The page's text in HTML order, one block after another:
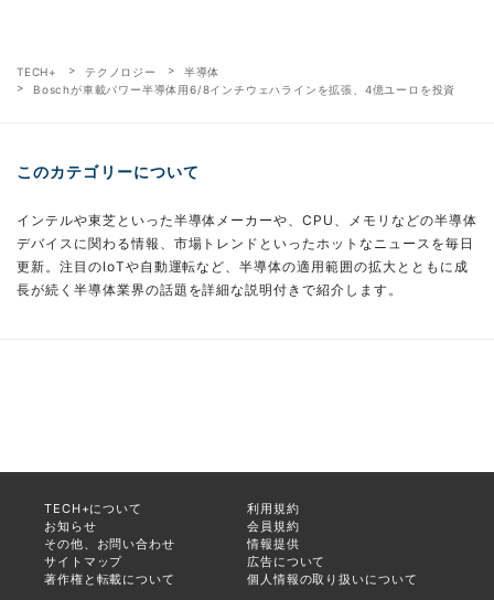
TECH+ テクノロジー
半導体
Boschが車載パワー半導体用6/8インチウェハラインを拡張、4億ユーロを投資
このカテゴリーについて
インテルや東芝といった半導体メーカーや、CPU、メモリなどの半導体
デバイスに関わる情報、市場トレンドといったホットなニュースを毎日
更新。注目のIoTや自動運転など、半導体の適用範囲の拡大とともに成
長が続く半導体業界の話題を詳細な説明付きで紹介します。
TECH+について
利用規約
お知らせ
会員規約
その他、お問い合わせ
情報提供
サイトマップ
広告について
著作権と転載について
個人情報の取り扱いについて